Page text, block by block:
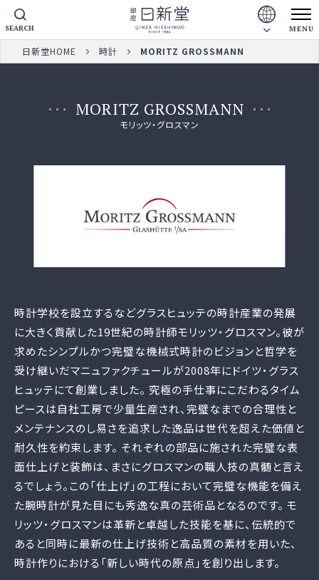
MENU
SEARCH
日新堂HOME 時計 MORITZ GROSSMANN
MORITZ GROSSMANN
モリッツ・グロスマン
時計学校を設立するなどグラスヒュッテの時計産業の発展
に大きく貢献した19世紀の時計師モリッツ・グロスマン。彼が
求めたシンプルかつ完璧な機械式時計のビジョンと哲学を
受け継いだマニュファクチュールが2008年にドイツ・グラス
ヒュッテにて創業しました。 究極の手仕事にこだわるタイム
ピースは自社工房で少量生産され、完璧なまでの合理性と
メンテナンスのし易さを追求した逸品は世代を超えた価値と
耐久性を約束します。 それぞれの部品に施された完璧な表
面仕上げと装飾は、まさにグロスマンの職人技の真髄と言え
るでしょう。この「仕上げ」の工程において完璧な機能を備え
た腕時計が見た目にも秀逸な真の芸術品となるのです。 モ
リッツ・グロスマンは革新と卓越した技能を基に、伝統的で
あると同時に最新の仕上げ技術と高品質の素材を用いた、
時計作りにおける「新しい時代の原点」を創り出します。